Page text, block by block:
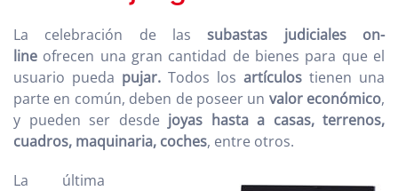
La celebración de las subastas judiciales on-
line ofrecen una gran cantidad de bienes para que el
usuario pueda pujar. Todos los artículos tienen una
parte en común, deben de poseer un valor económico,
y pueden ser desde joyas hasta a casas, terrenos,
cuadros, maquinaria, coches, entre otros.
La última